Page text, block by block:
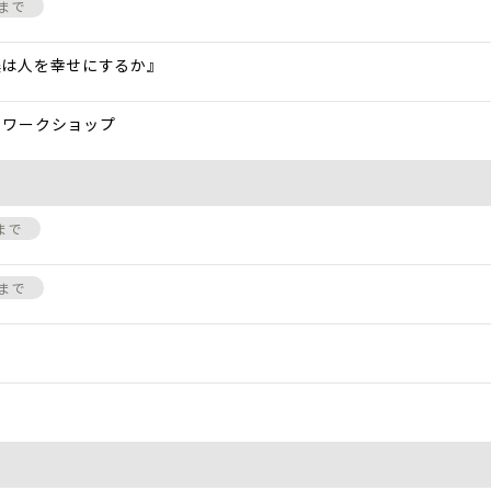
で
人を幸せにするか』
ークショップ
で
で